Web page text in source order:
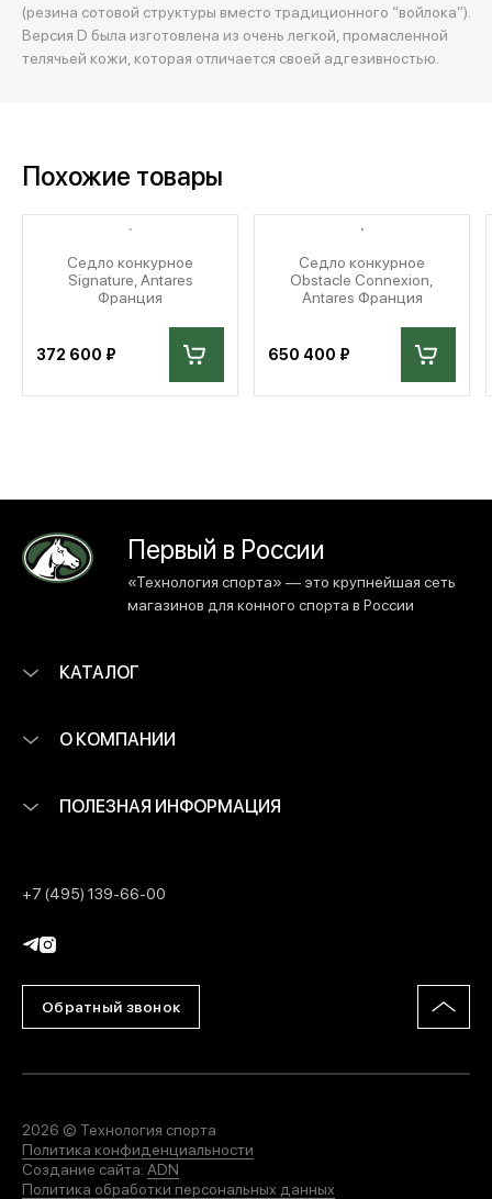
(резина сотовой структуры вместо традиционного “войлока”).
Версия D была изготовлена из очень легкой, промасленной
телячьей кожи, которая отличается своей адгезивностью.
Похожие товары
Седло конкурное
Signature, Antares
Франция
372 600 ₽
Седло конкурное
Obstacle Connexion,
Antares Франция
650 400 ₽
Первый в России
«Технология спорта» — это крупнейшая сеть
магазинов для конного спорта в России
КАТАЛОГ
О КОМПАНИИ
ПОЛЕЗНАЯ ИНФОРМАЦИЯ
+7 (495) 139-66-00
Обратный звонок
2026 © Технология спорта
Политика конфиденциальности
Создание сайта: ADN
Политика обработки персональных данных